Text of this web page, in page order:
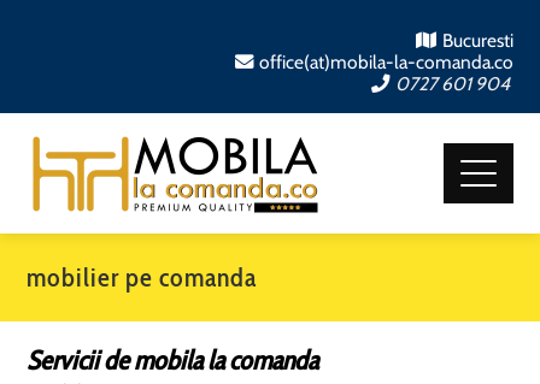
Bucuresti
office(at)mobila-la-comanda.co
0727 601 904
mobilier pe comanda
Servicii de mobila la comanda